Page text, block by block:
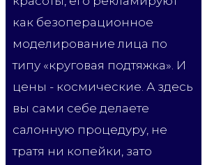
как безоперационное
моделирование лица по
типу «круговая подтяжка». И
цены - космические. А здесь
вы сами себе делаете
салонную процедуру, не
тратя ни копейки, зато